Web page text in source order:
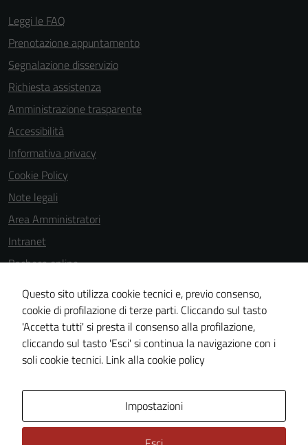
Leggi le FAQ
Prenotazione appuntamento
Segnalazione disservizio
Richiesta assistenza
Amministrazione trasparente
Accessibilità
Informativa privacy
Cookie Policy
Note legali
Area Amministratori
Intranet
Bacheca online
Dichiarazione di accessibilità
Dichiarazione di accessibilità e modalità di segnalazioni di non
conformità
Piano di miglioramento del sito
Questo sito utilizza cookie tecnici e, previo consenso,
cookie di profilazione di terze parti. Cliccando sul tasto
'Accetta tutti' si presta il consenso alla profilazione,
cliccando sul tasto 'Esci' si continua la navigazione con i
soli cookie tecnici. Link alla cookie policy
Impostazioni